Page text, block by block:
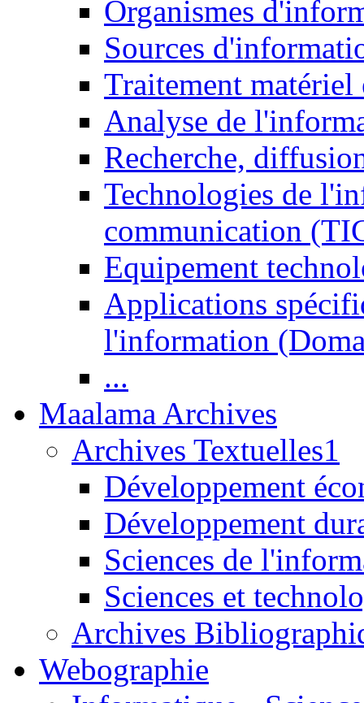
Organismes
Sources
Traitement matériel
Analyse de
Recherche,
Technologies de
communication
Equipement
Applications
l'information
...
Maalama Archives
Archives Textuelles1
Développement
Développement
Sciences de
Sciences et
Archives
Webographie